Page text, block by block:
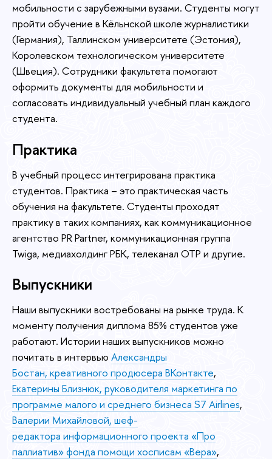
мобильности с зарубежными вузами. Студенты могут
пройти обучение в Кёльнской школе журналистики
(Германия), Таллинском университете (Эстония),
Королевском технологическом университете
(Швеция). Сотрудники факультета помогают
оформить документы для мобильности и
согласовать индивидуальный учебный план каждого
студента.
Практика
В учебный процесс интегрирована практика
студентов. Практика – это практическая часть
обучения на факультете. Студенты проходят
практику в таких компаниях, как коммуникационное
агентство PR Partner, коммуникационная группа
Twiga, медиахолдинг РБК, телеканал ОТР и другие.
Выпускники
Наши выпускники востребованы на рынке труда. К
моменту получения диплома 85% студентов уже
работают. Истории наших выпускников можно
почитать в интервью Александры
Бостан, креативного продюсера ВКонтакте,
Екатерины Близнюк, руководителя маркетинга по
программе малого и среднего бизнеса S7 Airlines,
Валерии Михайловой, шеф-
редактора информационного проекта «Про
паллиатив» фонда помощи хосписам «Вера»,